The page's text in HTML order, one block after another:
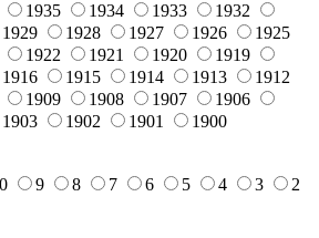
1935 1934 1933
1932
1929 1928 1927 1926
1925
1922 1921 1920
1919
1916 1915 1914 1913
1912
1909 1908 1907
1906
1903 1902 1901 1900
9 8 7 6 5 4 3
2